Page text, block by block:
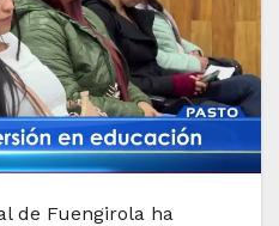
de Fuengirola ha